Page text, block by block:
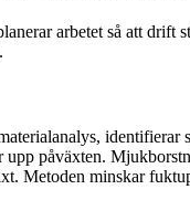
arbetet så att drift
påväxten.
Metoden minskar